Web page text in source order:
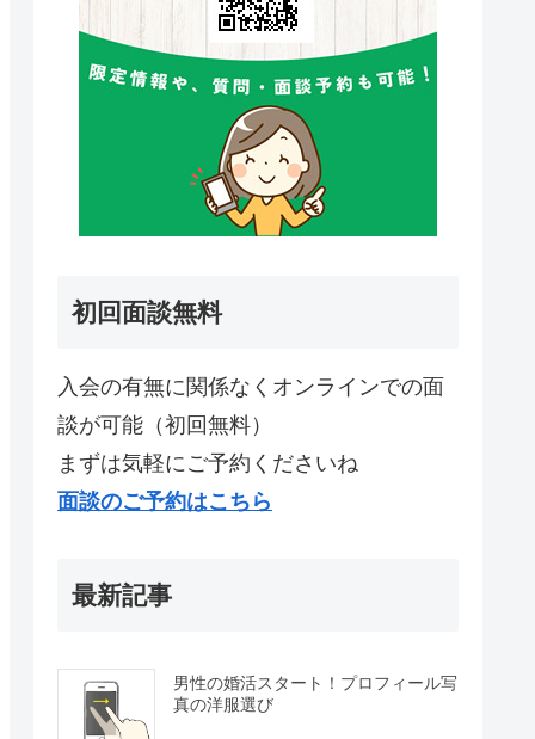
初回面談無料
入会の有無に関係なくオンラインでの面
談が可能（初回無料）
まずは気軽にご予約くださいね
面談のご予約はこちら
最新記事
男性の婚活スタート！プロフィール写
真の洋服選び